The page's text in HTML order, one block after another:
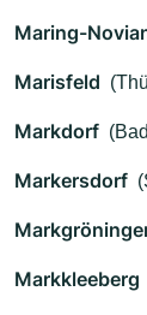
Maring-
Marisfeld
Markdorf
Markersdorf
Markkleeberg